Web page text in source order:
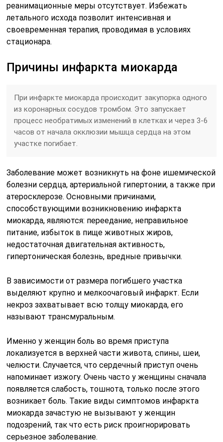
реанимационные меры отсутствует. Избежать
летального исхода позволит интенсивная и
своевременная терапия, проводимая в условиях
стационара.
Причины инфаркта миокарда
При инфаркте миокарда происходит закупорка одного
из коронарных сосудов тромбом. Это запускает
процесс необратимых изменений в клетках и через 3-6
часов от начала окклюзии мышца сердца на этом
участке погибает.
Заболевание может возникнуть на фоне ишемической
болезни сердца, артериальной гипертонии, а также при
атеросклерозе. Основными причинами,
способствующими возникновению инфаркта
миокарда, являются: переедание, неправильное
питание, избыток в пище животных жиров,
недостаточная двигательная активность,
гипертоническая болезнь, вредные привычки.
В зависимости от размера погибшего участка
выделяют крупно и мелкоочаговый инфаркт. Если
некроз захватывает всю толщу миокарда, его
называют трансмуральным.
Именно у женщин боль во время приступа
локализуется в верхней части живота, спины, шеи,
челюсти. Случается, что сердечный приступ очень
напоминает изжогу. Очень часто у женщины сначала
появляется слабость, тошнота, только после этого
возникает боль. Такие виды симптомов инфаркта
миокарда зачастую не вызывают у женщин
подозрений, так что есть риск проигнорировать
серьезное заболевание.